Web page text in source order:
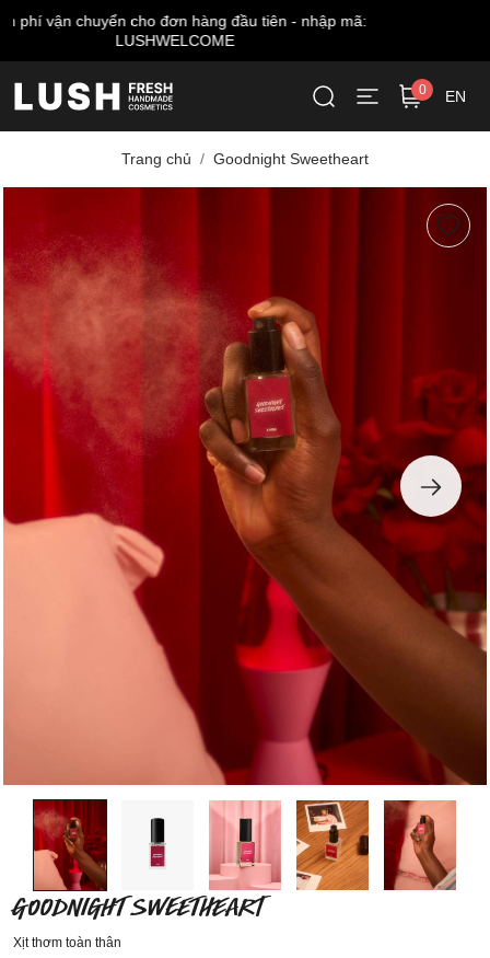
Miễn phí giao hàng cho đơn từ 999.000 VNĐ*
0 EN
Trang chủ Goodnight Sweetheart
GOODNIGHT SWEETHEART
Xịt thơm toàn thân